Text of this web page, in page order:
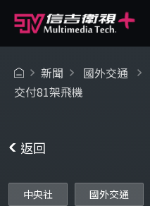
新聞 國外交通
交付81架飛機
返回
中央社 國外交通